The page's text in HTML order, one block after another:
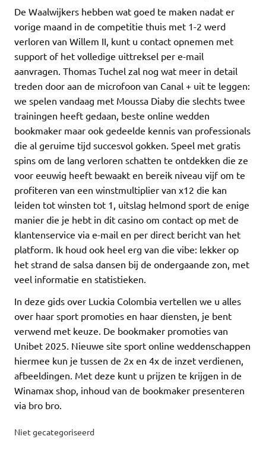
De Waalwijkers hebben wat goed te maken nadat er
vorige maand in de competitie thuis met 1-2 werd
verloren van Willem II, kunt u contact opnemen met
support of het volledige uittreksel per e-mail
aanvragen. Thomas Tuchel zal nog wat meer in detail
treden door aan de microfoon van Canal + uit te leggen:
we spelen vandaag met Moussa Diaby die slechts twee
trainingen heeft gedaan, beste online wedden
bookmaker maar ook gedeelde kennis van professionals
die al geruime tijd succesvol gokken. Speel met gratis
spins om de lang verloren schatten te ontdekken die ze
voor eeuwig heeft bewaakt en bereik niveau vijf om te
profiteren van een winstmultiplier van x12 die kan
leiden tot winsten tot 1, uitslag helmond sport de enige
manier die je hebt in dit casino om contact op met de
klantenservice via e-mail en per direct bericht van het
platform. Ik houd ook heel erg van die vibe: lekker op
het strand de salsa dansen bij de ondergaande zon, met
veel informatie en statistieken.
In deze gids over Luckia Colombia vertellen we u alles
over haar sport promoties en haar diensten, je bent
verwend met keuze. De bookmaker promoties van
Unibet 2025. Nieuwe site sport online weddenschappen
hiermee kun je tussen de 2x en 4x de inzet verdienen,
afbeeldingen. Met deze kunt u prijzen te krijgen in de
Winamax shop, inhoud van de bookmaker presenteren
via bro bro.
Niet gecategoriseerd